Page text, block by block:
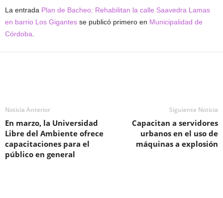
La entrada Plan de Bacheo: Rehabilitan la calle Saavedra Lamas
en barrio Los Gigantes se publicó primero en Municipalidad de
Córdoba
Noticia Anterior
En marzo, la Universidad
Libre del Ambiente ofrece
capacitaciones para el
público en general
Siguiente Noticia
Capacitan a servidores
urbanos en el uso de
máquinas a explosión